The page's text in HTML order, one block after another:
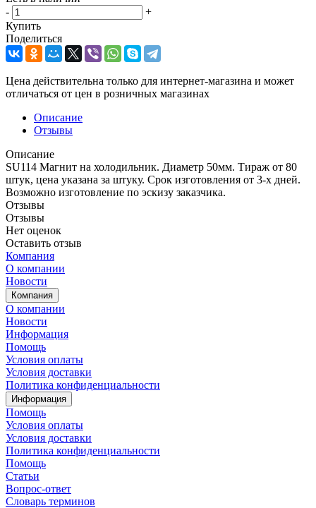
-
+
Купить
Поделиться
Цена действительна только для интернет-магазина и может
отличаться от цен в розничных магазинах
Описание
Отзывы
Описание
SU114 Магнит на холодильник. Диаметр 50мм. Тираж от 80
штук, цена указана за штуку. Срок изготовления от 3-х дней.
Возможно изготовление по эскизу заказчика.
Отзывы
Отзывы
Нет оценок
Оставить отзыв
Компания
О компании
Новости
Компания
О компании
Новости
Информация
Помощь
Условия оплаты
Условия доставки
Политика конфиденциальности
Информация
Помощь
Условия оплаты
Условия доставки
Политика конфиденциальности
Помощь
Статьи
Вопрос-ответ
Словарь терминов